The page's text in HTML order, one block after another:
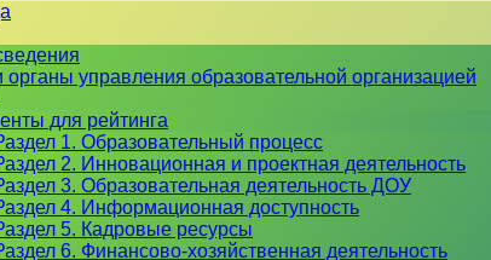
органы управления образовательной организацией
для рейтинга
1. Образовательный процесс
2. Инновационная и проектная деятельность
3. Образовательная деятельность ДОУ
4. Информационная доступность
5. Кадровые ресурсы
6. Финансово-хозяйственная деятельность